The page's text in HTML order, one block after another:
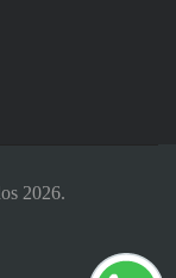
2026.